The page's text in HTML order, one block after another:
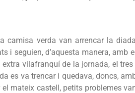
camisa verda van arrencar la
i seguien, d’aquesta manera, amb
vilafranquí de la jornada, el
es va trencar i quedava, doncs,
el mateix castell, petits problemes